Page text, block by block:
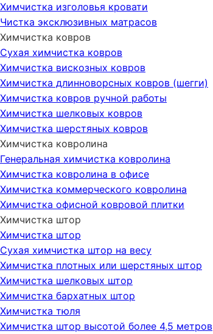
Химчистка изголовья кровати
Чистка эксклюзивных матрасов
Химчистка ковров
Сухая химчистка ковров
Химчистка вискозных ковров
Химчистка длинноворсных ковров (шегги)
Химчистка ковров ручной работы
Химчистка шелковых ковров
Химчистка шерстяных ковров
Химчистка ковролина
Генеральная химчистка ковролина
Химчистка ковролина в офисе
Химчистка коммерческого ковролина
Химчистка офисной ковровой плитки
Химчистка штор
Химчистка штор
Сухая химчистка штор на весу
Химчистка плотных или шерстяных штор
Химчистка шелковых штор
Химчистка бархатных штор
Химчистка тюля
Химчистка штор высотой более 4,5 метров